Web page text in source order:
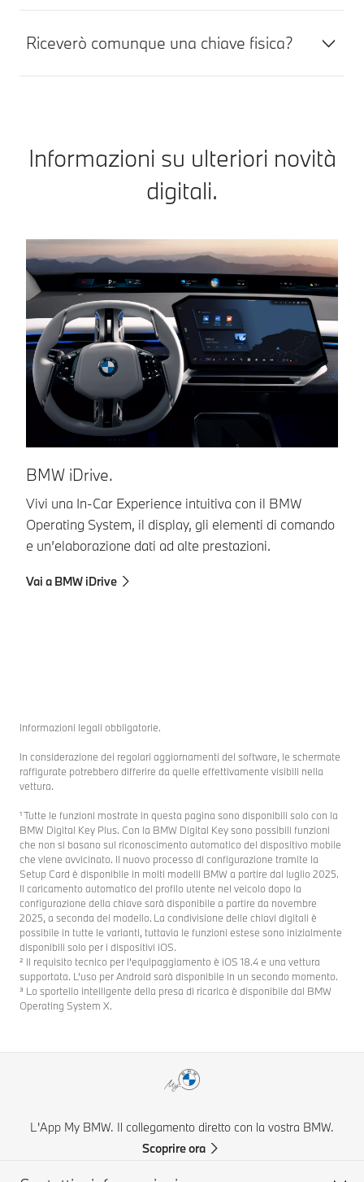
Riceverò comunque una chiave fisica?
Informazioni su ulteriori novità
digitali.
BMW iDrive.
Vivi una In-Car Experience intuitiva con il BMW
Operating System, il display, gli elementi di comando
e un’elaborazione dati ad alte prestazioni.
Vai a BMW iDrive
Informazioni legali obbligatorie.
In considerazione dei regolari aggiornamenti del software, le schermate
raffigurate potrebbero differire da quelle effettivamente visibili nella
vettura.
¹ Tutte le funzioni mostrate in questa pagina sono disponibili solo con la
BMW Digital Key Plus. Con la BMW Digital Key sono possibili funzioni
che non si basano sul riconoscimento automatico del dispositivo mobile
che viene avvicinato. Il nuovo processo di configurazione tramite la
Setup Card è disponibile in molti modelli BMW a partire dal luglio 2025.
Il caricamento automatico del profilo utente nel veicolo dopo la
configurazione della chiave sarà disponibile a partire da novembre
2025, a seconda del modello. La condivisione delle chiavi digitali è
possibile in tutte le varianti, tuttavia le funzioni estese sono inizialmente
disponibili solo per i dispositivi iOS.
² Il requisito tecnico per l’equipaggiamento è iOS 18.4 e una vettura
supportata. L’uso per Android sarà disponibile in un secondo momento.
³ Lo sportello intelligente della presa di ricarica è disponibile dal BMW
Operating System X.
L'App My BMW. Il collegamento diretto con la vostra BMW.
Scoprire ora